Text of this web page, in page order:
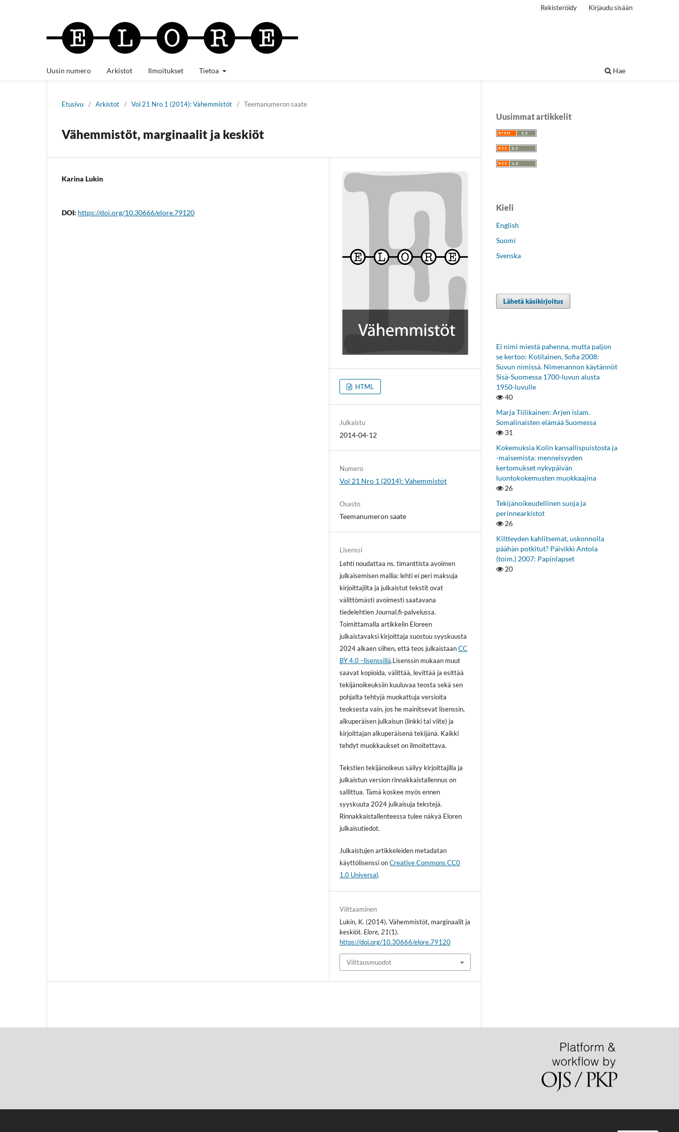
Uusin numero Arkistot Ilmoitukset Tietoa Hae
Rekisteröidy Kirjaudu sisään
Etusivu / Arkistot / Vol 21 Nro 1 (2014): Vähemmistöt / Teemanumeron saate
Vähemmistöt, marginaalit ja keskiöt
Karina Lukin
DOI: https://doi.org/10.30666/elore.79120
HTML
Julkaistu
2014-04-12
Numero
Vol 21 Nro 1 (2014): Vähemmistöt
Osasto
Teemanumeron saate
Lisenssi
Lehti noudattaa ns. timanttista avoimen
julkaisemisen mallia: lehti ei peri maksuja
kirjoittajilta ja julkaistut tekstit ovat
välittömästi avoimesti saatavana
tiedelehtien Journal.fi-palvelussa.
Toimittamalla artikkelin Eloreen
julkaistavaksi kirjoittaja suostuu syyskuusta
2024 alkaen siihen, että teos julkaistaanCC
BY 4.0 –lisenssillä.Lisenssin mukaan muut
saavat kopioida, välittää, levittää ja esittää
tekijänoikeuksiin kuuluvaa teosta sekä sen
pohjalta tehtyjä muokattuja versioita
teoksesta vain, jos he mainitsevat lisenssin,
alkuperäisen julkaisun (linkki tai viite) ja
kirjoittajan alkuperäisenä tekijänä. Kaikki
tehdyt muokkaukset on ilmoitettava.
Tekstien tekijänoikeus säilyy kirjoittajilla ja
julkaistun version rinnakkaistallennus on
sallittua. Tämä koskee myös ennen
syyskuuta 2024 julkaisuja tekstejä.
Rinnakkaistallenteessa tulee näkyä Eloren
julkaisutiedot.
Julkaistujen artikkeleiden metadatan
käyttölisenssi onCreative Commons CC0
1.0 Universal.
Viittaaminen
Lukin, K. (2014). Vähemmistöt, marginaalit ja
keskiöt.Elore, 21(1).
https://doi.org/10.30666/elore.79120
Viittausmuodot
Uusimmat artikkelit
Kieli
English
Suomi
Svenska
Lähetä käsikirjoitus
Ei nimi miestä pahenna, mutta paljon
se kertoo: Kotilainen, Sofia 2008:
Suvun nimissä. Nimenannon käytännöt
Sisä-Suomessa 1700-luvun alusta
1950-luvulle
40
Marja Tiilikainen: Arjen islam.
Somalinaisten elämää Suomessa
31
Kokemuksia Kolin kansallispuistosta ja
-maisemista: menneisyyden
kertomukset nykypäivän
luontokokemusten muokkaajina
26
Tekijänoikeudellinen suoja ja
perinnearkistot
26
Kiltteyden kahlitsemat, uskonnolla
päähän potkitut? Päivikki Antola
(toim.) 2007: Papinlapset
20